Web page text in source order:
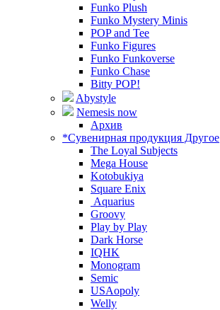
Funko Plush
Funko Mystery Minis
POP and Tee
Funko Figures
Funko Funkoverse
Funko Chase
Bitty POP!
Abystyle
Nemesis now
Архив
*Сувенирная продукция Другое
The Loyal Subjects
Mega House
Kotobukiya
Square Enix
Aquarius
Groovy
Play by Play
Dark Horse
IQHK
Monogram
Semic
USAopoly
Welly